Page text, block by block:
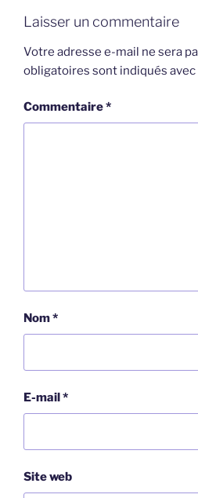
Laisser un commentaire
Votre adresse e-mail ne sera
obligatoires sont indiqués avec
Commentaire*
Nom*
E-mail *
Site web